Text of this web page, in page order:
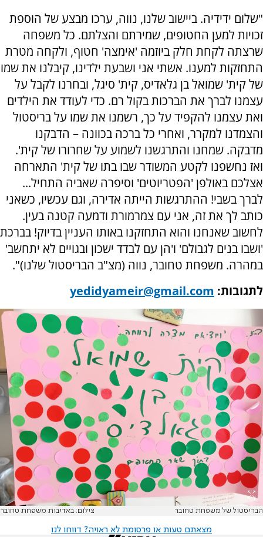
"שלום ידידיה. ביישוב שלנו, נווה, ערכו מבצע של הוספת
זכויות למען החטופים, שמירתם והצלתם. כל משפחה
שרצתה לקחת חלק ביוזמה 'אימצה' חטוף, ולקחה מטרת
התחזקות למענו. אשתי אני ושבעת ילדינו, קיבלנו את שמו
של קית' שמואל בן גלאדיס, קית' סיגל, ובחרנו לקבל על
עצמנו לברך את הברכות בקול רם. כדי לעודד את הילדים
ואת עצמנו להקפיד על כך, רשמנו את שמו על בריסטול
והצמדנו למקרר, ואחרי כל ברכה בכוונה – הדבקנו
מדבקה. שמחנו והתרגשנו לשמוע על שחרורו של קית'.
ואז נחשפנו לקטע המשודר שבו בתו של קית' התארחה
אצלכם באולפן 'הפטריוטים' וסיפרה שאביה התחיל...
לברך בשבי! ההתרגשות הייתה אדירה, וגם עכשיו, כשאני
כותב לך את זה, אני עם צמרמורת ודמעה קטנה בעין.
לחשוב שאנחנו והוא התחזקנו באותו העניין בדיוק! בברכת
'ושבו בנים לגבולם' ו'הן עם לבדד ישכון ובגויים לא יתחשב'
במהרה. משפחת טחובר, נווה (מצ"ב הבריסטול שלנו)".
לתגובות: yedidyameir@gmail.com
הבריסטול של משפחת טחובר צילום: באדיבות משפחת טחובר
מצאתם טעות או פרסומת לא ראויה? דווחו לנו